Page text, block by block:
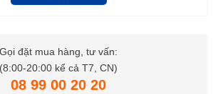
Gọi đặt mua hàng, tư vấn:
(8:00-20:00 kể cả T7, CN)
08 99 00 20 20